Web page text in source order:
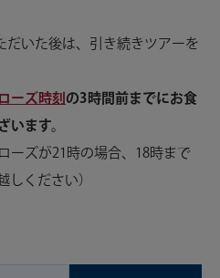
だいた後は、引き続きツアーを
ーズ時刻の3時間前までにお食
ます。
ーズが21時の場合、18時まで
ください）